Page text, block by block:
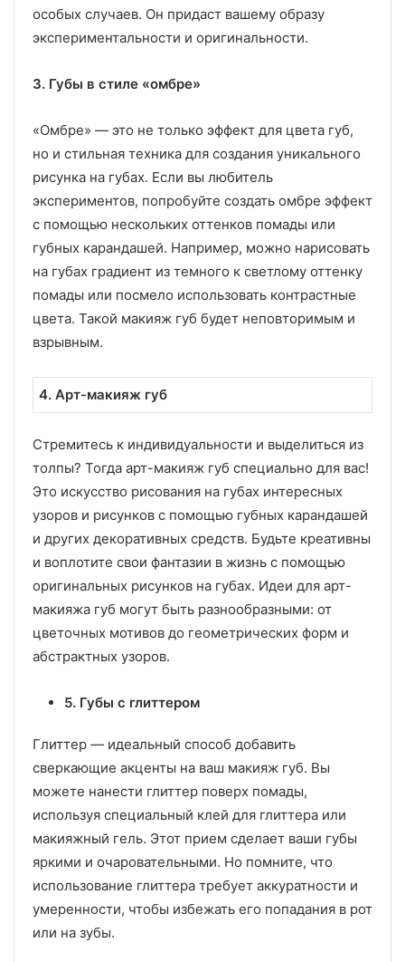
особых случаев. Он придаст вашему образу
экспериментальности и оригинальности.
3. Губы в стиле «омбре»
«Омбре» — это не только эффект для цвета губ,
но и стильная техника для создания уникального
рисунка на губах. Если вы любитель
экспериментов, попробуйте создать омбре эффект
с помощью нескольких оттенков помады или
губных карандашей. Например, можно нарисовать
на губах градиент из темного к светлому оттенку
помады или посмело использовать контрастные
цвета. Такой макияж губ будет неповторимым и
взрывным.
4. Арт-макияж губ
Стремитесь к индивидуальности и выделиться из
толпы? Тогда арт-макияж губ специально для вас!
Это искусство рисования на губах интересных
узоров и рисунков с помощью губных карандашей
и других декоративных средств. Будьте креативны
и воплотите свои фантазии в жизнь с помощью
оригинальных рисунков на губах. Идеи для арт-
макияжа губ могут быть разнообразными: от
цветочных мотивов до геометрических форм и
абстрактных узоров.
5. Губы с глиттером
Глиттер — идеальный способ добавить
сверкающие акценты на ваш макияж губ. Вы
можете нанести глиттер поверх помады,
используя специальный клей для глиттера или
макияжный гель. Этот прием сделает ваши губы
яркими и очаровательными. Но помните, что
использование глиттера требует аккуратности и
умеренности, чтобы избежать его попадания в рот
или на зубы.